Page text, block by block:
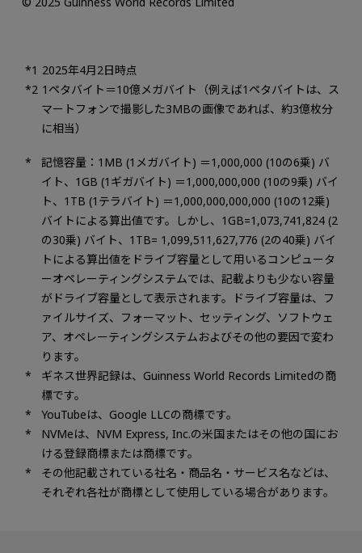
2025年4月2日時点
1ペタバイト＝10億メガバイト（例えば1ペタバイトは、ス
マートフォンで撮影した3MBの画像であれば、約3億枚分
に相当）
記憶容量：1MB (1メガバイト) ＝1,000,000 (10の6乗) バ
イト、1GB (1ギガバイト) ＝1,000,000,000 (10の9乗) バイ
ト、1TB (1テラバイト) ＝1,000,000,000,000 (10の12乗)
バイトによる算出値です。しかし、1GB=1,073,741,824 (2
の30乗) バイト、1TB= 1,099,511,627,776 (2の40乗) バイ
トによる算出値をドライブ容量として用いるコンピュータ
ーオペレーティングシステムでは、記載よりも少ない容量
がドライブ容量として表示されます。ドライブ容量は、フ
ァイルサイズ、フォーマット、セッティング、ソフトウェ
ア、オペレーティングシステムおよびその他の要因で変わ
ります。
ギネス世界記録は、Guinness World Records Limitedの商
標です。
YouTubeは、Google LLCの商標です。
NVMeは、NVM Express, Inc.の米国またはその他の国にお
ける登録商標または商標です。
その他記載されている社名・商品名・サービス名などは、
それぞれ各社が商標として使用している場合があります。